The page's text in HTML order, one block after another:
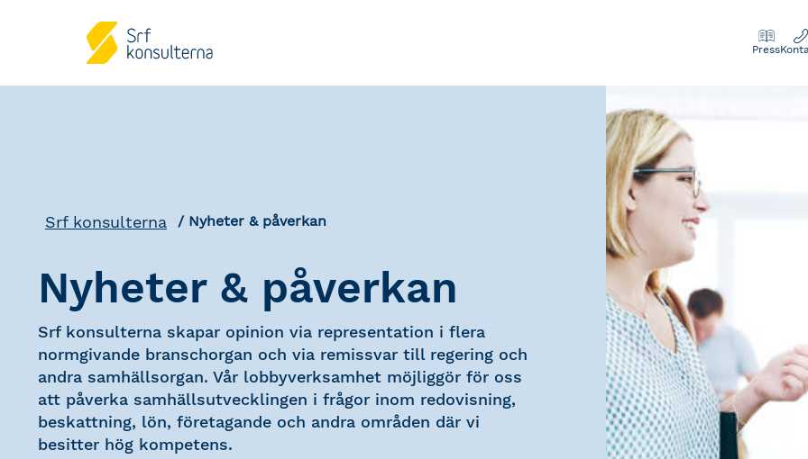
Press
Srf konsulterna Nyheter & påverkan
Nyheter & påverkan
Srf konsulterna skapar opinion via representation i flera
normgivande branschorgan och via remissvar till regering och
andra samhällsorgan. Vår lobbyverksamhet möjliggör för oss
att påverka samhällsutvecklingen i frågor inom redovisning,
beskattning, lön, företagande och andra områden där vi
besitter hög kompetens.